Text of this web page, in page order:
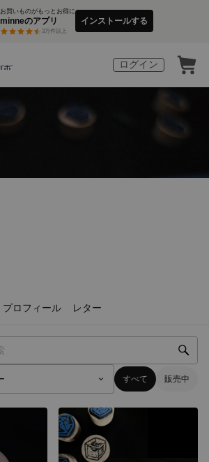
お買いものがもっとお得に
minneのアプリ
3万件以上
インストールする
ログイン
プロフィール レター
すべて 販売中